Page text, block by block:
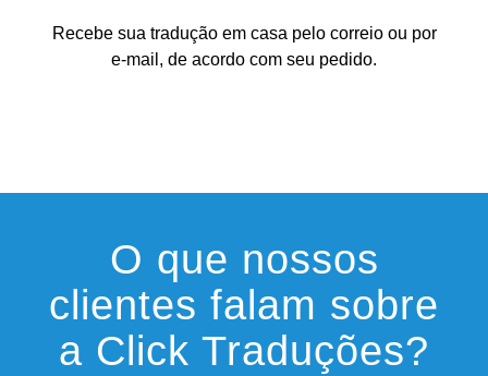
Recebe sua tradução em casa pelo correio ou por
e-mail, de acordo com seu pedido.
O que nossos
clientes falam sobre
a Click Traduções?